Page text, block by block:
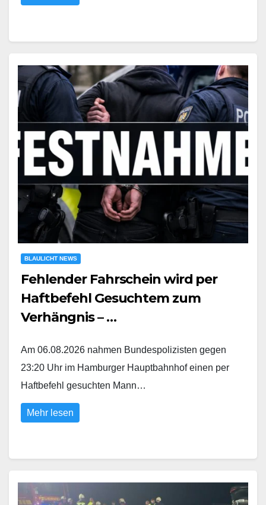
BLAULICHT NEWS
Fehlender Fahrschein wird per
Haftbefehl Gesuchtem zum
Verhängnis – …
Am 06.08.2026 nahmen Bundespolizisten gegen
23:20 Uhr im Hamburger Hauptbahnhof einen per
Haftbefehl gesuchten Mann…
Mehr lesen